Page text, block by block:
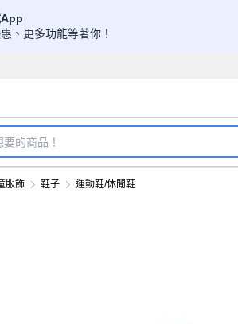
App
、更多功能等著你！
服飾 鞋子 運動鞋/休閒鞋